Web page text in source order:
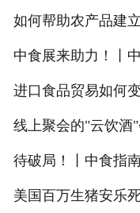
如何帮助农产品建
中食展来助力！丨
进口食品贸易如何
线上聚会的"云饮酒
待破局！丨中食指
美国百万生猪安乐